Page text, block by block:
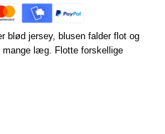
blød jersey, blusen falder flot og
mange læg. Flotte forskellige